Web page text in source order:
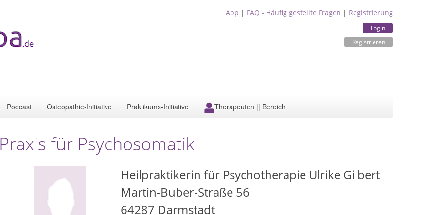
App | FAQ - Häufig gestellte Fragen | Registrierung
Login
Registrieren
Podcast Osteopathie-Initiative Praktikums-Initiative Therapeuten || Bereich
Praxis für Psychosomatik
Heilpraktikerin für Psychotherapie Ulrike Gilbert
Martin-Buber-Straße 56
64287 Darmstadt